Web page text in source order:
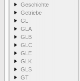
Geschichte
Getriebe
GL
GLA
GLB
GLC
GLE
GLK
GLS
GT